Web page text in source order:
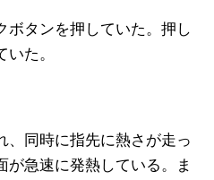
ボタンを押していた。押し
た。
、同時に指先に熱さが走っ
が急速に発熱している。ま